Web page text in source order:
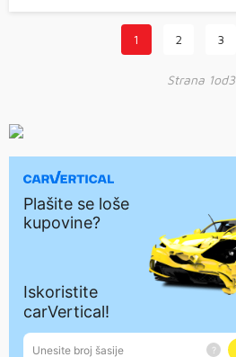
1 2 3
Strana 1od3